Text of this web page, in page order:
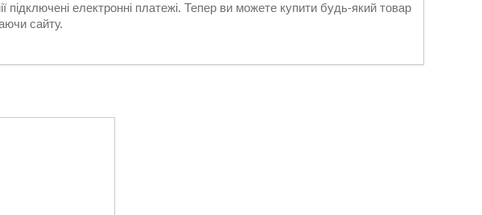
підключені електронні платежі. Тепер ви можете купити будь-який товар
сайту.